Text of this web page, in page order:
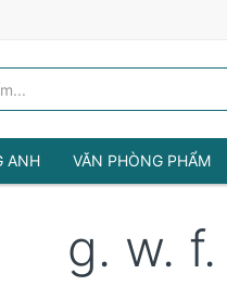
ANH VĂN PHÒNG PHẨM
g. w.